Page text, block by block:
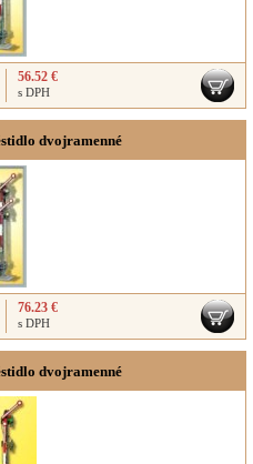
56.52 €
s DPH
dvojramenné
76.23 €
s DPH
dvojramenné